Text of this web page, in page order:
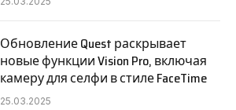
Обновление Quest раскрывает
новые функции Vision Pro, включая
камеру для селфи в стиле FaceTime
25.03.2025